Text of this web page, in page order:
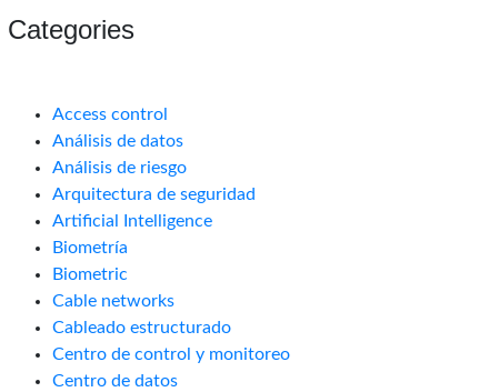
Categories
Access control
Análisis de datos
Análisis de riesgo
Arquitectura de seguridad
Artificial Intelligence
Biometría
Biometric
Cable networks
Cableado estructurado
Centro de control y monitoreo
Centro de datos